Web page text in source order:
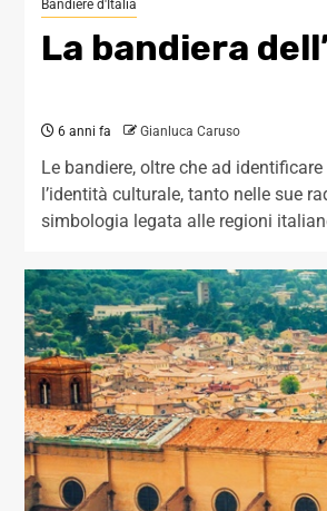
Bandiere d'Italia
La bandiera
6 anni fa Gianluca Caruso
Le bandiere, oltre che ad
l’identità culturale, tanto nelle sue
simbologia legata alle regioni